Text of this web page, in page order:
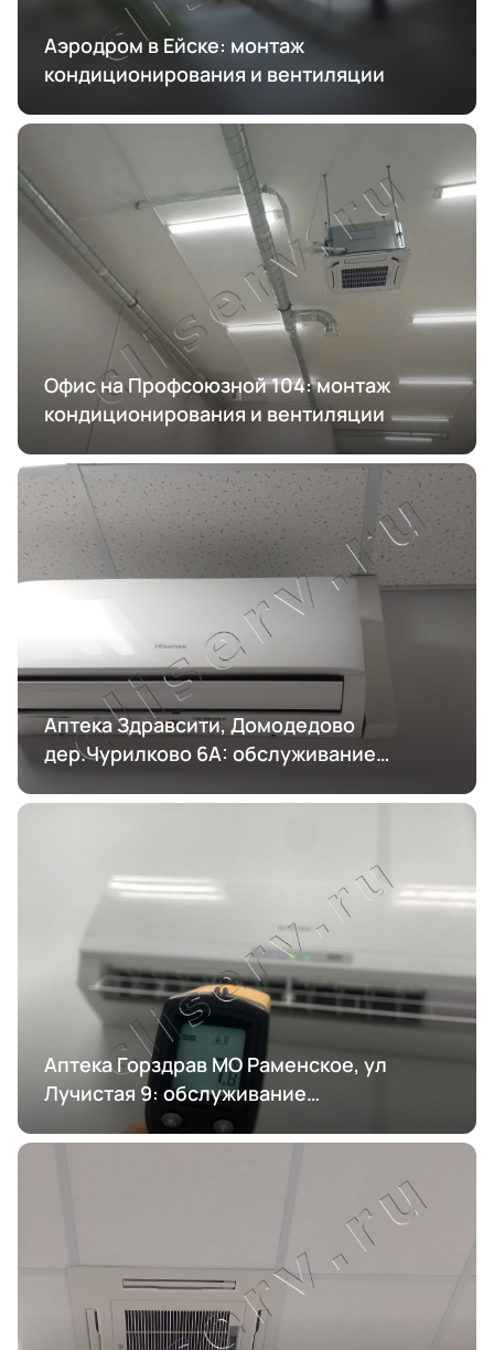
Аэродром в Ейске: монтаж
кондиционирования и вентиляции
Офис на Профсоюзной 104: монтаж
кондиционирования и вентиляции
Аптека Здравсити, Домодедово
дер.Чурилково 6А: обслуживание
Аптека Горздрав МО Раменское, ул
Лучистая 9: обслуживание
кондиционирования